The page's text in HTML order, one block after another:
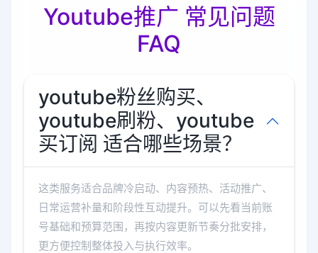
Youtube推广 常见问题
FAQ
youtube粉丝购买、
youtube刷粉、youtube
买订阅 适合哪些场景？
这类服务适合品牌冷启动、内容预热、活动推广、
日常运营补量和阶段性互动提升。可以先看当前账
号基础和预算范围，再按内容更新节奏分批安排，
更方便控制整体投入与执行效率。